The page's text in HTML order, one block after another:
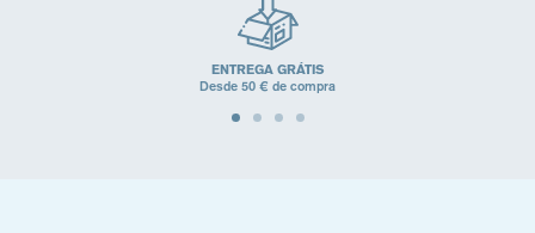
ENTREGA GRÁTIS
Desde 50 € de compra